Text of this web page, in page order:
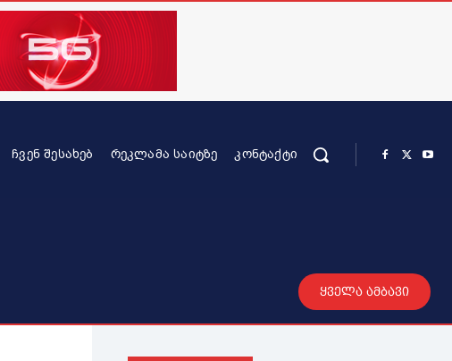
ᲩᲕᲔᲜ ᲨᲔᲡᲐᲮᲔᲑ ᲠᲔᲙᲚᲐᲛᲐ ᲡᲐᲘᲢᲖᲔ ᲙᲝᲜᲢᲐᲥᲢᲘ
ყველა ამბავი